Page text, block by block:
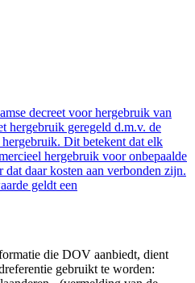
decreet voor hergebruik van
hergebruik geregeld d.m.v. de
Dit betekent dat elk
hergebruik voor onbepaalde
dat daar kosten aan verbonden zijn.
geldt een
die DOV aanbiedt, dient
gebruikt te worden: